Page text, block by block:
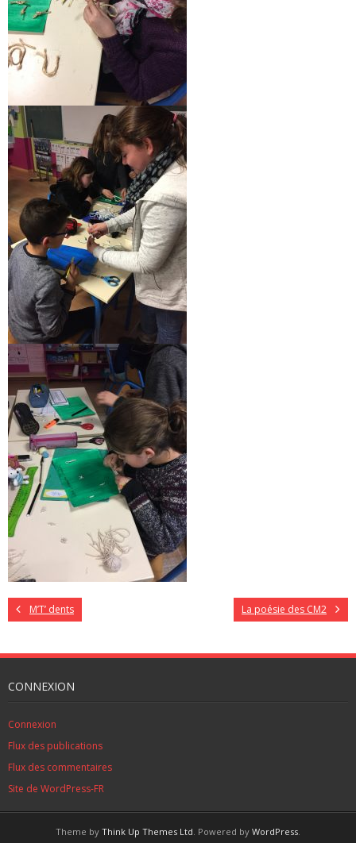
M’T’ dents La poésie des CM2
CONNEXION
Connexion
Flux des publications
Flux des commentaires
Site de WordPress-FR
Theme by Think Up Themes Ltd. Powered by WordPress.